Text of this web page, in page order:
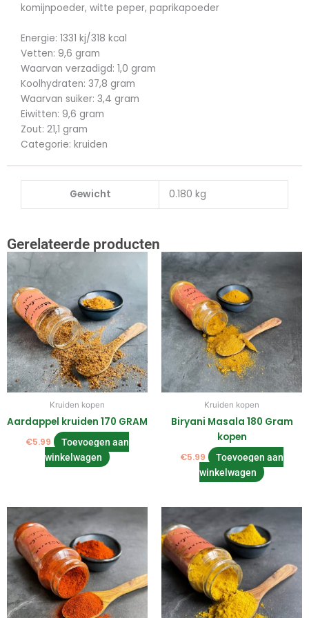
komijnpoeder, witte peper, paprikapoeder
Energie: 1331 kj/318 kcal
Vetten: 9,6 gram
Waarvan verzadigd: 1,0 gram
Koolhydraten: 37,8 gram
Waarvan suiker: 3,4 gram
Eiwitten: 9,6 gram
Zout: 21,1 gram
Categorie: kruiden
Gewicht 0.180 kg
Gerelateerde producten
Kruiden kopen
Aardappel kruiden 170 GRAM
€5.99
Toevoegen aan
winkelwagen
Kruiden kopen
Biryani Masala 180 Gram
kopen
€5.99
Toevoegen aan
winkelwagen
Prijsklasse:
€2.99
tot
€4.50
product
heeft
meerdere
variaties.
Deze
optie